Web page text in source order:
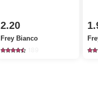
2.20
Frey Bianco